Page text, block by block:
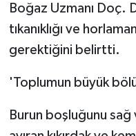
Boğaz Uzmanı Doç.
tıkanıklığı ve
gerektiğini belirtti.
'Toplumun büyük
Burun boşluğunu
YAŞAM
YEREL
Yerel Haberler